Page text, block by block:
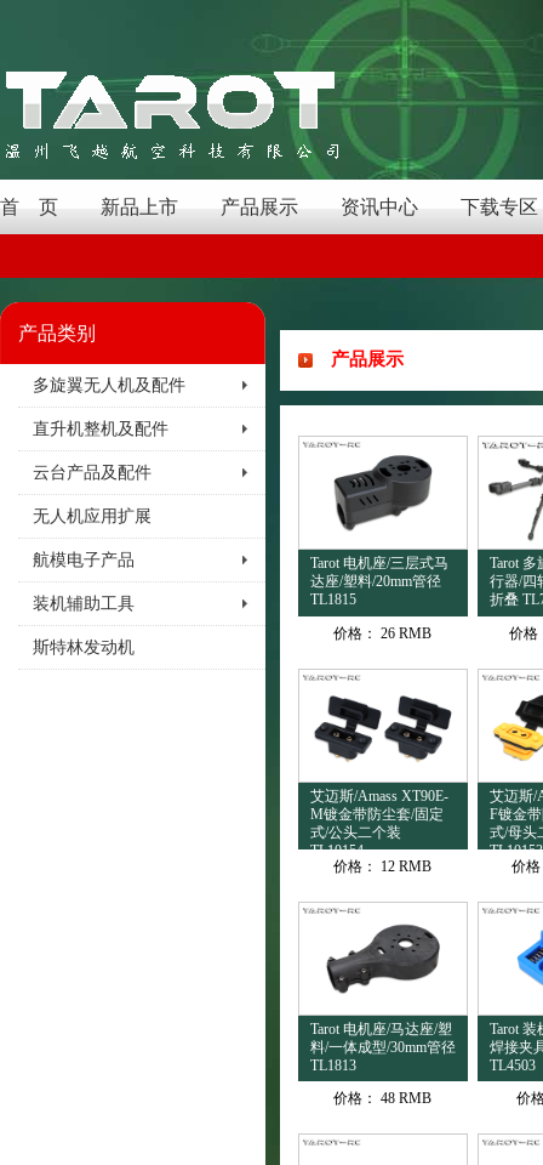
首 页 新品上市 产品展示 资讯中心 下载专区
产品类别
多旋翼无人机及配件
直升机整机及配件
云台产品及配件
无人机应用扩展
航模电子产品
装机辅助工具
斯特林发动机
产品展示
Tarot 电机座/三层式马
达座/塑料/20mm管径
TL1815
价格： 26 RMB
Tarot
行器/四
折叠
价格
艾迈斯/Amass XT90E-
M镀金带防尘套/固定
式/公头二个装
TL10154
价格：
12 RMB
艾迈斯/
F镀金
式/母头
TL10153
价
Tarot 电机座/马达座/塑
料/一体成型/30mm管径
TL1813
价格： 48 RMB
Tarot
焊接夹
TL4503
价